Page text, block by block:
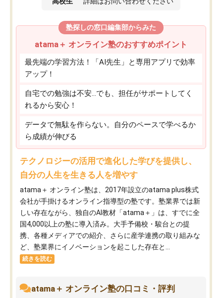
塾探しの窓口編集部からみた
atama＋ オンライン塾のおすすめポイント
最先端の学習方法！「AI先生」と専用アプリで効率
アップ！
自宅での勉強は不安…でも、担任がサポートしてく
れるから安心！
データで無駄を作らない。自分のペースで学べるか
ら成績が伸びる
テクノロジーの活用で進化した学びを提供し、
自分の人生を生きる人を増やす
atama＋ オンライン塾は、2017年設立のatama plus株式
会社が手掛けるオンライン指導型の塾です。塾業界では新
しい存在ながら、独自のAI教材「atama＋」は、すでに全
国4,000以上の塾に導入済み。大手予備校・駿台との提
携、各種メディアでの紹介、さらに産学連携の取り組みな
ど、塾業界にイノベーションを起こした存在と...
続きを読む
atama＋ オンライン塾の口コミ・評判